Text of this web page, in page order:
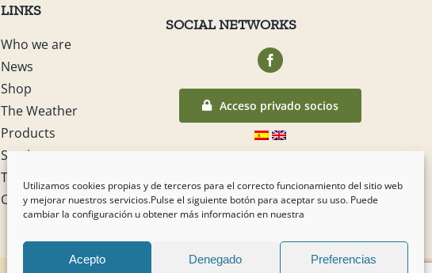
Utilizamos cookies propias y de terceros para el correcto funcionamiento del sitio web
y mejorar nuestros servicios.Pulse el siguiente botón para aceptar su uso. Puede
cambiar la configuración u obtener más información en nuestra
Acepto Denegado Preferencias
LINKS
Who we are
News
Shop
The Weather
Products
Services
Tablón de anuncios
Contact us
SOCIAL NETWORKS
Acceso privado socios